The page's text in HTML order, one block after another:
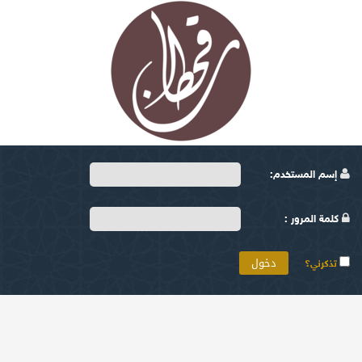
إسم المستخدم:
كلمة المرور :
تذكرني؟